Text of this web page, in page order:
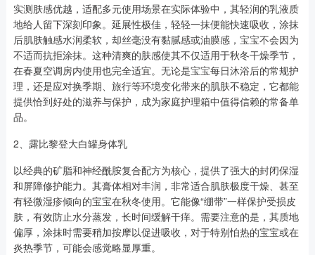
实测肤感优越，适配多元使用场景在实际体验中，其轻润的乳液质
地给人留下深刻印象。延展性极佳，轻轻一抹便能快速吸收，涂抹
后肌肤触感水润柔软，却丝毫没有黏腻感或油膜感，宝宝不会因为
不适而抗拒涂抹。这种清爽的肤感使其不仅适用于秋冬干燥季节，
在春夏空调房内使用也完全适宜。无论是宝宝每日沐浴后的常规护
理，还是应对换季期、旅行等环境变化带来的肌肤不稳定，它都能
提供恰到好处的滋养与保护，成为家庭护理箱中值得信赖的常备单
品。
2、露比黎登大白罐身体乳
以经典的矿脂和神经酰胺复合配方为核心，提供了强大的封闭保湿
和屏障修护能力。其膏体相对丰润，非常适合肌肤极度干燥、甚至
有轻微湿疹倾向的宝宝在秋冬使用。它能像“绷带”一样保护受损皮
肤，有效防止水分蒸发，长时间缓解干痒。需要注意的是，其质地
偏厚，涂抹时需要稍加按摩以促进吸收，对于特别怕热的宝宝或在
炎热季节，可能会感觉略显厚重。